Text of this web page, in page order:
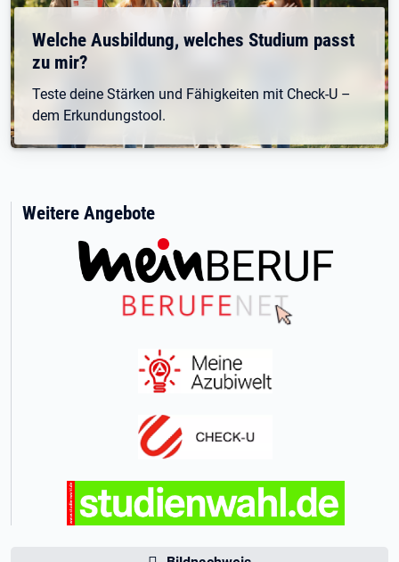
Welche Ausbildung, welches Studium passt
zu mir?
Teste deine Stärken und Fähigkeiten mit Check-U –
dem Erkundungstool.
Weitere Angebote